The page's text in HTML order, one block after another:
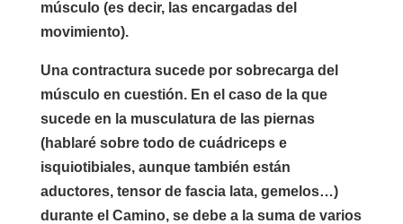
músculo (es decir, las encargadas del
movimiento).
Una contractura sucede por sobrecarga del
músculo en cuestión. En el caso de la que
sucede en la musculatura de las piernas
(hablaré sobre todo de cuádriceps e
isquiotibiales, aunque también están
aductores, tensor de fascia lata, gemelos…)
durante el Camino, se debe a la suma de varios